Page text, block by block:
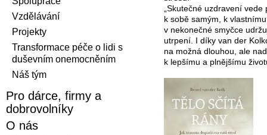
Vzdělávání
Projekty
Transformace péče o lidi s
duševním onemocněním
Náš tým
Pro dárce, firmy a
dobrovolníky
O nás
„Skutečné uzdravení
k sobě samým, k
v nekonečné smyčce
utrpení. I díky van der
na možná dlouhou, ale
k lepšímu a plnějšímu